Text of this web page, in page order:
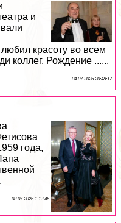
и
красоту во всем
коллег. Рождение ......
04 07 2026 20:48:17
года,
03 07 2026 1:13:46